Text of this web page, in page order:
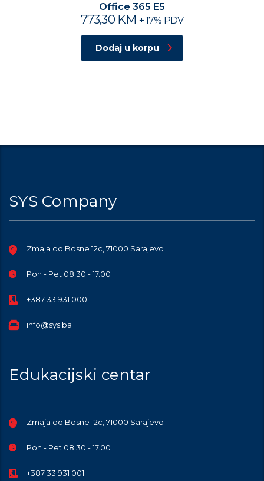
Office 365 E5
773,30 KM + 17% PDV
Dodaj u korpu
SYS Company
Zmaja od Bosne 12c, 71000 Sarajevo
Pon - Pet 08.30 - 17.00
+387 33 931 000
info@sys.ba
Edukacijski centar
Zmaja od Bosne 12c, 71000 Sarajevo
Pon - Pet 08.30 - 17.00
+387 33 931 001